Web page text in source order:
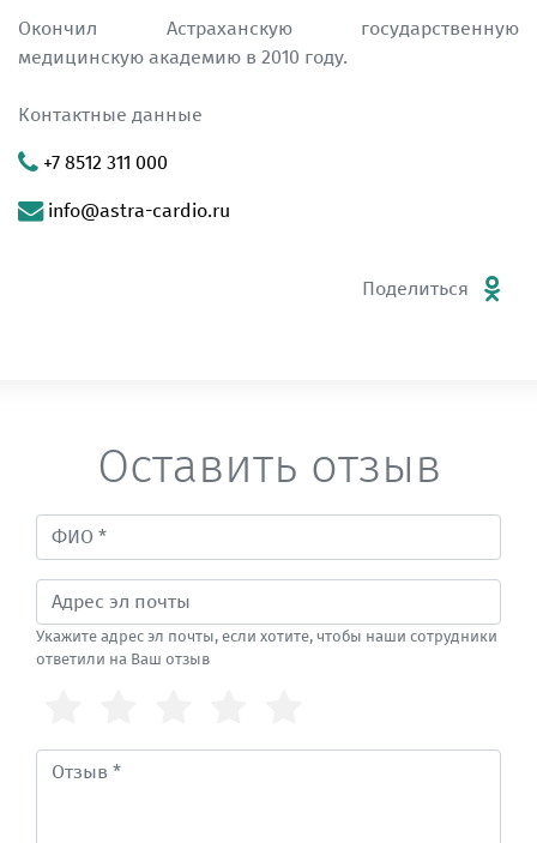
Окончил Астраханскую государственную
медицинскую академию в 2010 году.
Контактные данные
+7 8512 311 000
info@astra-cardio.ru
Поделиться
Оставить отзыв
Укажите адрес эл почты, если хотите, чтобы наши сотрудники
ответили на Ваш отзыв